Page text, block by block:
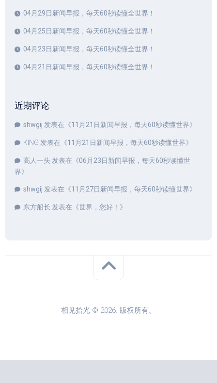
04月29日新闻早报，每天60秒读懂全世界！
04月25日新闻早报，每天60秒读懂全世界！
04月23日新闻早报，每天60秒读懂全世界！
04月21日新闻早报，每天60秒读懂全世界！
近期评论
shwgij 发表在《11月21日新闻早报，每天60秒读懂世界》
KING 发表在《11月21日新闻早报，每天60秒读懂世界》
高人一头发表在《06月23日新闻早报，每天60秒读懂世
界》
shwgij 发表在《11月27日新闻早报，每天60秒读懂世界》
东方船长 发表在《世界，您好！ 》
相见拾光 © 2026. 版权所有。